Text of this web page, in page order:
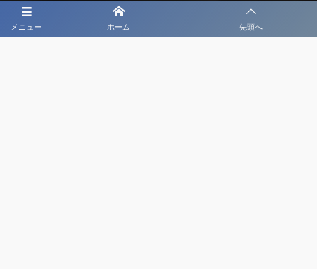
メニュー ホーム 先頭へ